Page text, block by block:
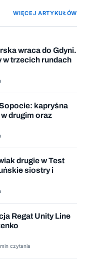
WIĘCEJ ARTYKUŁÓW
wraca do Gdyni.
w trzecich rundach
kapryśna
drugim oraz
drugie w Test
siostry i
Regat Unity Line
czytania